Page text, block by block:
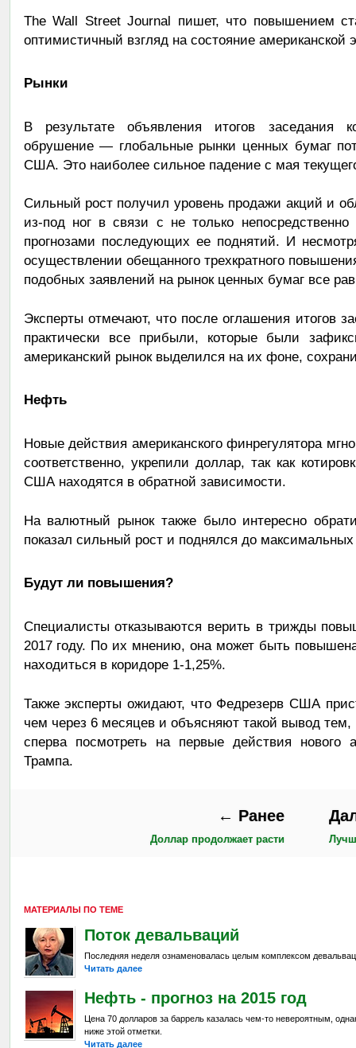
The Wall Street Journal пишет, что повышением
оптимистичный взгляд на состояние американской
Рынки
В результате объявления итогов заседания
обрушение — глобальные рынки ценных бумаг
США. Это наиболее сильное падение с мая
Сильный рост получил уровень продажи акций и
из-под ног в связи с не только
прогнозами последующих ее поднятий. И
осуществлении обещанного трехкратного
подобных заявлений на рынок ценных бумаг все
Эксперты отмечают, что после оглашения итогов
практически все прибыли, которые были
американский рынок выделился на их фоне,
Нефть
Новые действия американского финрегулятора
соответственно, укрепили доллар, так как
США находятся в обратной зависимости.
На валютный рынок также было интересно
показал сильный рост и поднялся до
Будут ли повышения?
Специалисты отказываются верить в трижды
2017 году. По их мнению, она может быть
находиться в коридоре 1-1,25%.
Также эксперты ожидают, что Федрезерв США
чем через 6 месяцев и объясняют такой вывод тем,
сперва посмотреть на первые действия нового
Трампа.
← Ранее
Доллар продолжает расти
МАТЕРИАЛЫ ПО ТЕМЕ
Поток девальваций
Последняя неделя ознаменовалась целым комплексом
Читать далее
Нефть - прогноз на 2015 год
Цена 70 долларов за баррель казалась чем-то невероятным,
ниже этой отметки.
Читать далее